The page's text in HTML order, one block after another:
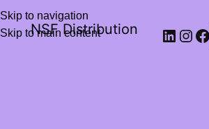
Skip to navigation
Skip to main content
NSF Distribution